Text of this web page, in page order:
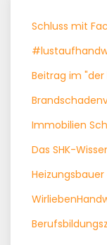
Schluss mit
Beitrag im
Immobilien
Das SHK-